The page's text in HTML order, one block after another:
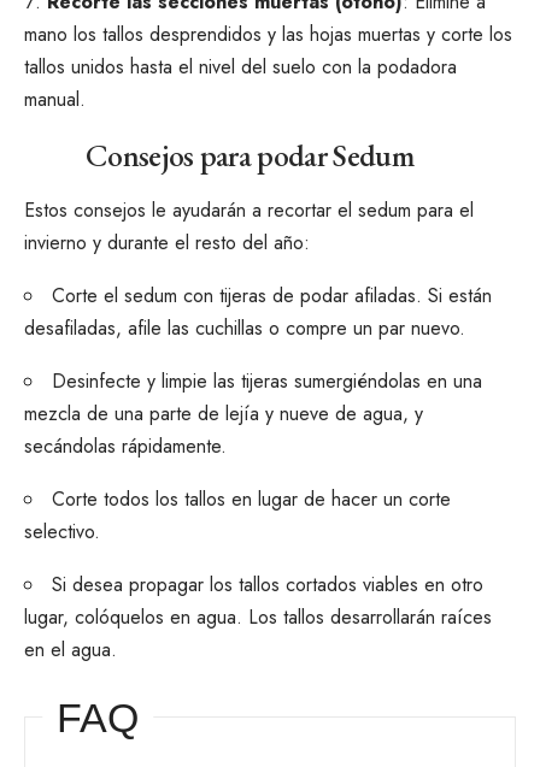
mano los tallos desprendidos y las hojas muertas y corte los
tallos unidos hasta el nivel del suelo con la podadora
manual.
Consejos para podar Sedum
Estos consejos le ayudarán a recortar el sedum para el
invierno y durante el resto del año:
Corte el sedum con tijeras de podar afiladas. Si están
desafiladas, afile las cuchillas o compre un par nuevo.
Desinfecte y limpie las tijeras sumergiéndolas en una
mezcla de una parte de lejía y nueve de agua, y
secándolas rápidamente.
Corte todos los tallos en lugar de hacer un corte
selectivo.
Si desea propagar los tallos cortados viables en otro
lugar, colóquelos en agua. Los tallos desarrollarán raíces
en el agua.
FAQ